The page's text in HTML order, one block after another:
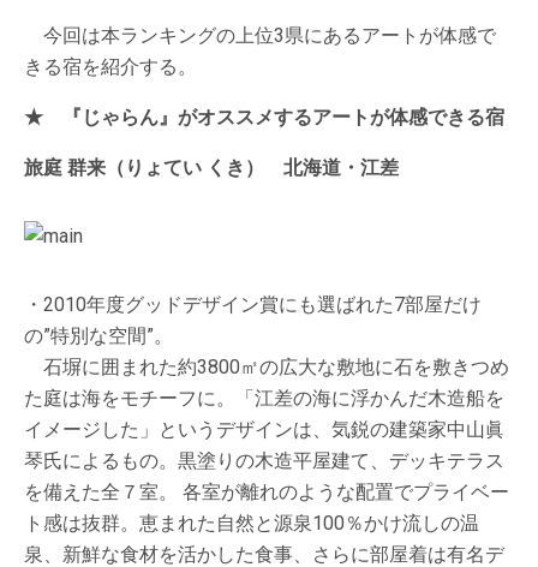
今回は本ランキングの上位3県にあるアートが体感で
きる宿を紹介する。
★ 『じゃらん』がオススメするアートが体感できる宿
旅庭 群来（りょてい くき） 北海道・江差
・2010年度グッドデザイン賞にも選ばれた7部屋だけ
の”特別な空間”。
石塀に囲まれた約3800㎡の広大な敷地に石を敷きつめ
た庭は海をモチーフに。「江差の海に浮かんだ木造船を
イメージした」というデザインは、気鋭の建築家中山眞
琴氏によるもの。黒塗りの木造平屋建て、デッキテラス
を備えた全７室。 各室が離れのような配置でプライベー
ト感は抜群。恵まれた自然と源泉100％かけ流しの温
泉、新鮮な食材を活かした食事、さらに部屋着は有名デ